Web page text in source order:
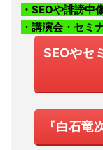
・SEOや誹謗中
・講演会・セミ
SEOやセ
『白石竜